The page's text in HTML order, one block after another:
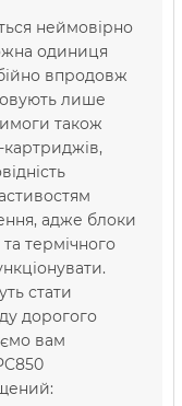
неймовірно
одиниця
впродовж
лише
також
адже блоки
термічного
стати
дорогого
вам